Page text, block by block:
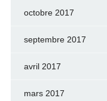
octobre 2017
septembre 2017
avril 2017
mars 2017